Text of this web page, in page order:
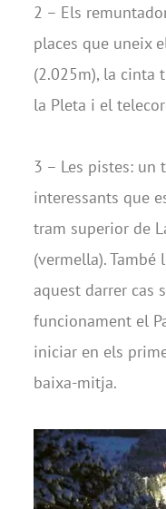
2 – Els
places que uneix
(2.025m), la cinta
la Pleta i el
3 – Les pistes: un
interessants que
tram superior de
(vermella).
aquest darrer cas
funcionament el
iniciar en els
baixa-mitja.